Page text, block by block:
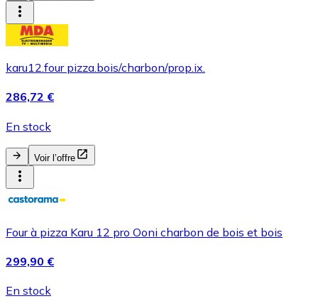
karu12.four pizza.bois/charbon/prop.ix.
286,72 €
En stock
Voir l’offre
Four à pizza Karu 12 pro Ooni charbon de bois et bois
299,90 €
En stock